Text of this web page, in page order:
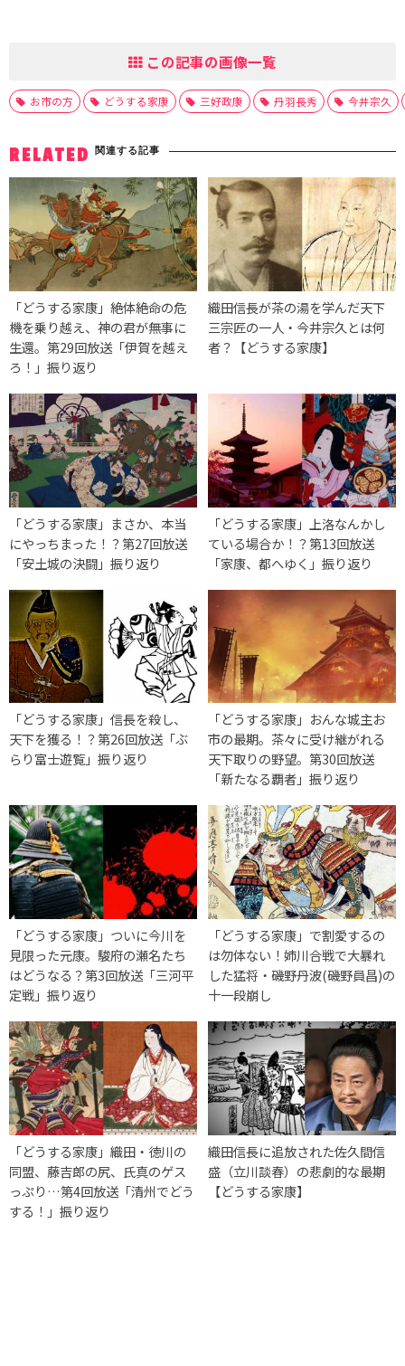
この記事の画像一覧
お市の方 どうする家康 三好政康 丹羽長秀 今井宗久
RELATED 関連する記事
「どうする家康」絶体絶命の危
機を乗り越え、神の君が無事に
生還。第29回放送「伊賀を越え
ろ！」振り返り
織田信長が茶の湯を学んだ天下
三宗匠の一人・今井宗久とは何
者？【どうする家康】
「どうする家康」まさか、本当
にやっちまった！？第27回放送
「安土城の決闘」振り返り
「どうする家康」上洛なんかし
ている場合か！？第13回放送
「家康、都へゆく」振り返り
「どうする家康」信長を殺し、
天下を獲る！？第26回放送「ぶ
らり富士遊覧」振り返り
「どうする家康」おんな城主お
市の最期。茶々に受け継がれる
天下取りの野望。第30回放送
「新たなる覇者」振り返り
「どうする家康」ついに今川を
見限った元康。駿府の瀬名たち
はどうなる？第3回放送「三河平
定戦」振り返り
「どうする家康」で割愛するの
は勿体ない！姉川合戦で大暴れ
した猛将・磯野丹波(磯野員昌)の
十一段崩し
「どうする家康」織田・徳川の
同盟、藤吉郎の尻、氏真のゲス
っぷり…第4回放送「清州でどう
する！」振り返り
織田信長に追放された佐久間信
盛（立川談春）の悲劇的な最期
【どうする家康】